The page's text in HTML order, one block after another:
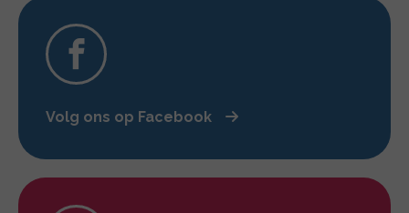
Volg ons op Facebook